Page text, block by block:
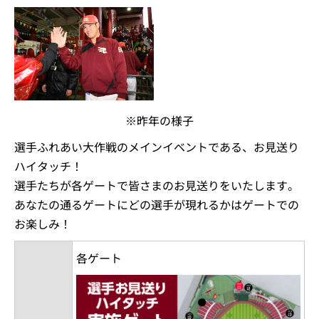
※昨年の様子
選手ふれあい大作戦のメインイベントである、お見送り
ハイタッチ！
選手たちが各ゲートで皆さまのお見送りをいたします。
あなたの通るゲートにどの選手が現れるかはゲートでの
お楽しみ！
各ゲート